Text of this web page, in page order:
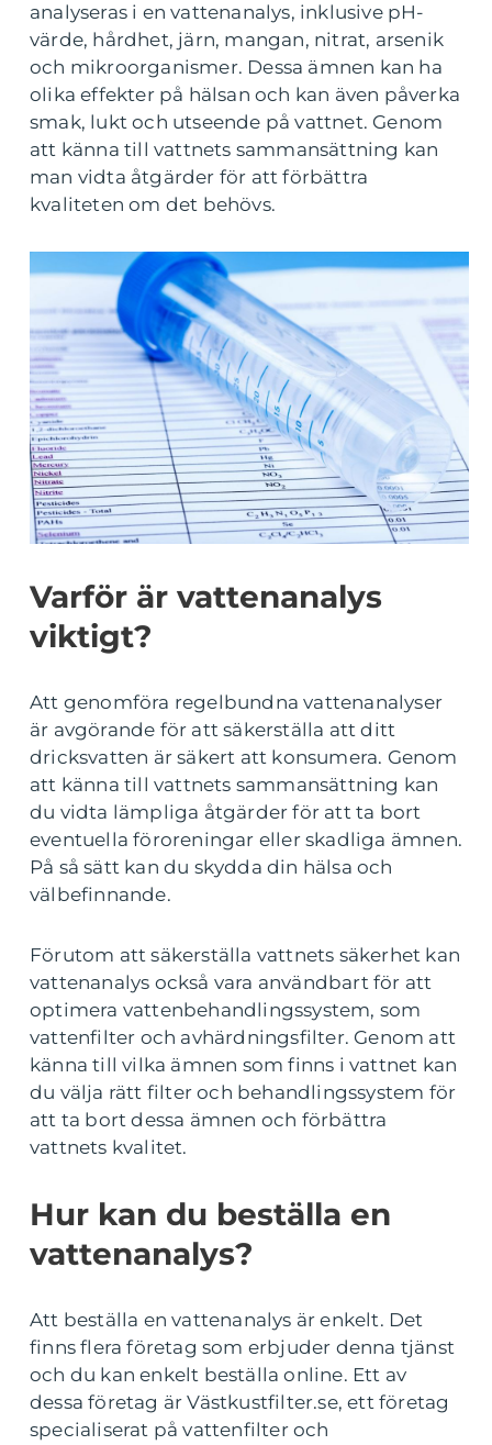
analyseras i en vattenanalys, inklusive pH-
värde, hårdhet, järn, mangan, nitrat, arsenik
och mikroorganismer. Dessa ämnen kan ha
olika effekter på hälsan och kan även påverka
smak, lukt och utseende på vattnet. Genom
att känna till vattnets sammansättning kan
man vidta åtgärder för att förbättra
kvaliteten om det behövs.
Varför är vattenanalys
viktigt?
Att genomföra regelbundna vattenanalyser
är avgörande för att säkerställa att ditt
dricksvatten är säkert att konsumera. Genom
att känna till vattnets sammansättning kan
du vidta lämpliga åtgärder för att ta bort
eventuella föroreningar eller skadliga ämnen.
På så sätt kan du skydda din hälsa och
välbefinnande.
Förutom att säkerställa vattnets säkerhet kan
vattenanalys också vara användbart för att
optimera vattenbehandlingssystem, som
vattenfilter och avhärdningsfilter. Genom att
känna till vilka ämnen som finns i vattnet kan
du välja rätt filter och behandlingssystem för
att ta bort dessa ämnen och förbättra
vattnets kvalitet.
Hur kan du beställa en
vattenanalys?
Att beställa en vattenanalys är enkelt. Det
finns flera företag som erbjuder denna tjänst
och du kan enkelt beställa online. Ett av
dessa företag är Västkustfilter.se, ett företag
specialiserat på vattenfilter och